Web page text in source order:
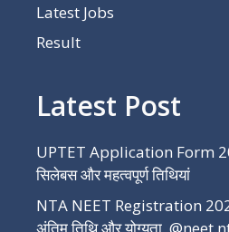
Latest Jobs
Result
Latest Post
UPTET Application Form
सिलेबस और महत्वपूर्ण तिथियां
NTA NEET Registration
अंतिम तिथि और योग्यता